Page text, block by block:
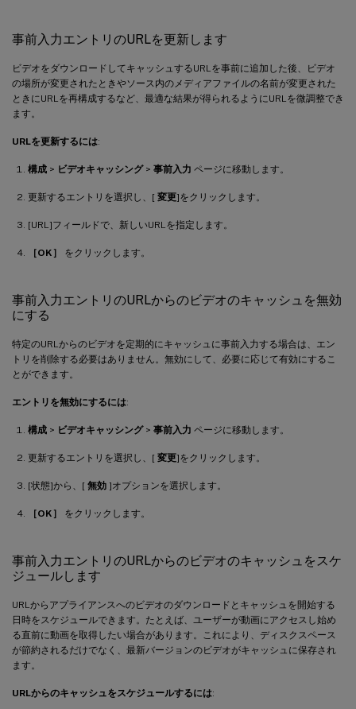
事前入力エントリのURLを更新します
ビデオをダウンロードしてキャッシュするURLを事前に追加した後、ビデオ
の場所が変更されたときやソース内のメディアファイルの名前が変更された
ときにURLを再構成するなど、最適な結果が得られるようにURLを微調整でき
ます。
URLを更新するには:
構成 > ビデオキャッシング> 事前入力 ページに移動します。
更新するエントリを選択し、[ 変更]をクリックします。
[URL]フィールドで、新しいURLを指定します。
［OK］ をクリックします。
事前入力エントリのURLからのビデオのキャッシュを無効
にする
特定のURLからのビデオを定期的にキャッシュに事前入力する場合は、エン
トリを削除する必要はありません。無効にして、必要に応じて有効にするこ
とができます。
エントリを無効にするには:
構成 > ビデオキャッシング> 事前入力 ページに移動します。
更新するエントリを選択し、[ 変更]をクリックします。
[状態]から、[ 無効 ]オプションを選択します。
［OK］ をクリックします。
事前入力エントリのURLからのビデオのキャッシュをスケ
ジュールします
URLからアプライアンスへのビデオのダウンロードとキャッシュを開始する
日時をスケジュールできます。たとえば、ユーザーが動画にアクセスし始め
る直前に動画を取得したい場合があります。これにより、ディスクスペース
が節約されるだけでなく、最新バージョンのビデオがキャッシュに保存され
ます。
URLからのキャッシュをスケジュールするには: